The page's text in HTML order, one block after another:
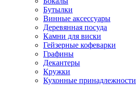
Бутылки
Винные аксессуары
Деревянная посуда
Камни для виски
Гейзерные кофеварки
Графины
Декантеры
Кружки
Кухонные принадлежности